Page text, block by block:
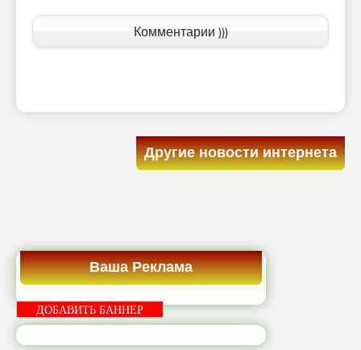
Комментарии )))
Другие новости интернета
Ваша Реклама
ДОБАВИТЬ БАННЕР